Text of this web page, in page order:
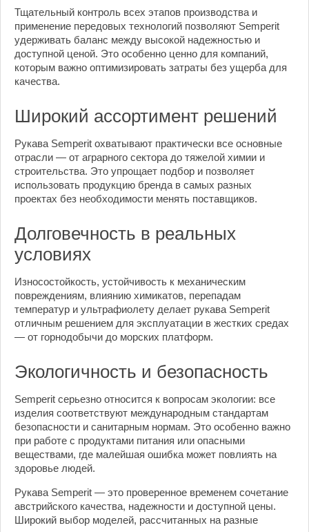
Тщательный контроль всех этапов производства и
применение передовых технологий позволяют Semperit
удерживать баланс между высокой надежностью и
доступной ценой. Это особенно ценно для компаний,
которым важно оптимизировать затраты без ущерба для
качества.
Широкий ассортимент решений
Рукава Semperit охватывают практически все основные
отрасли — от аграрного сектора до тяжелой химии и
строительства. Это упрощает подбор и позволяет
использовать продукцию бренда в самых разных
проектах без необходимости менять поставщиков.
Долговечность в реальных
условиях
Износостойкость, устойчивость к механическим
повреждениям, влиянию химикатов, перепадам
температур и ультрафиолету делает рукава Semperit
отличным решением для эксплуатации в жестких средах
— от горнодобычи до морских платформ.
Экологичность и безопасность
Semperit серьезно относится к вопросам экологии: все
изделия соответствуют международным стандартам
безопасности и санитарным нормам. Это особенно важно
при работе с продуктами питания или опасными
веществами, где малейшая ошибка может повлиять на
здоровье людей.
Рукава Semperit — это проверенное временем сочетание
австрийского качества, надежности и доступной цены.
Широкий выбор моделей, рассчитанных на разные